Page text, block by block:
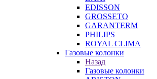
EDISSON
GROSSETO
GARANTERM
PHILIPS
ROYAL CLIMA
Газовые колонки
Назад
Газовые колонки